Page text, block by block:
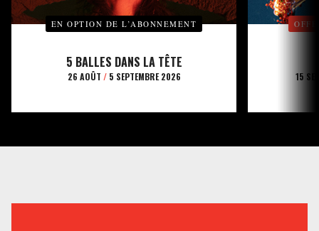
EN OPTION DE L’ABONNEMENT
5 BALLES DANS LA TÊTE
26 AOÛT /5 SEPTEMBRE 2026 15